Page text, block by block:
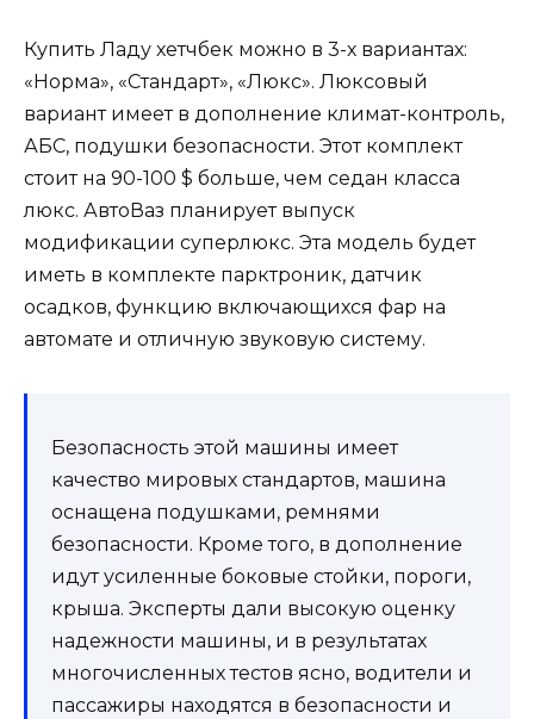
Купить Ладу хетчбек можно в 3-х вариантах:
«Норма», «Стандарт», «Люкс». Люксовый
вариант имеет в дополнение климат-контроль,
АБС, подушки безопасности. Этот комплект
стоит на 90-100 $ больше, чем седан класса
люкс. АвтоВаз планирует выпуск
модификации суперлюкс. Эта модель будет
иметь в комплекте парктроник, датчик
осадков, функцию включающихся фар на
автомате и отличную звуковую систему.
Безопасность этой машины имеет
качество мировых стандартов, машина
оснащена подушками, ремнями
безопасности. Кроме того, в дополнение
идут усиленные боковые стойки, пороги,
крыша. Эксперты дали высокую оценку
надежности машины, и в результатах
многочисленных тестов ясно, водители и
пассажиры находятся в безопасности и